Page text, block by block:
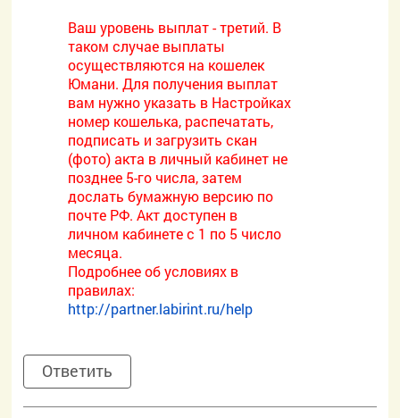
Ваш уровень выплат - третий. В
таком случае выплаты
осуществляются на кошелек
Юмани. Для получения выплат
вам нужно указать в Настройках
номер кошелька, распечатать,
подписать и загрузить скан
(фото) акта в личный кабинет не
позднее 5-го числа, затем
дослать бумажную версию по
почте РФ. Акт доступен в
личном кабинете с 1 по 5 число
месяца.
Подробнее об условиях в
правилах:
http://partner.labirint.ru/help
Ответить